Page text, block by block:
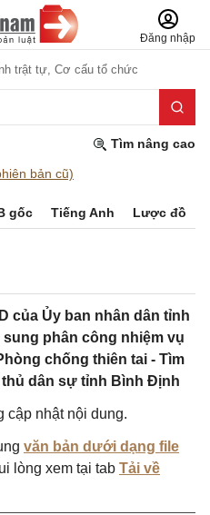
Đăng nhập
trật tự, Cơ cấu tổ chức
Tìm nâng cao
bản cũ)
gốc Tiếng Anh Lược đồ
của Ủy ban nhân dân tỉnh
phân công nhiệm vụ
chống thiên tai - Tìm
dân sự tỉnh Bình Định
cập nhật nội dung.
văn bản dưới dạng file
lòng xem tại tab Tải về